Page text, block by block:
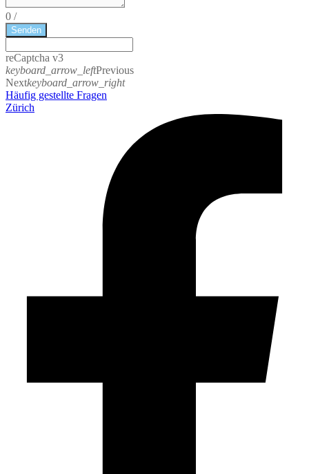
0 /
Senden
reCaptcha v3
keyboard_arrow_leftPrevious
Nextkeyboard_arrow_right
Häufig gestellte Fragen
Zürich